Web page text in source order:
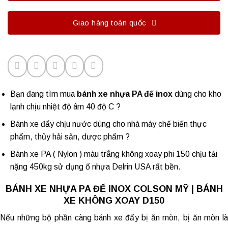
Giao hàng toàn quốc
Bạn đang tìm mua bánh xe nhựa PA đế inoxdùng cho kho
lạnh chịu nhiệt độ âm 40 độ C ?
Bánh xe đẩy chịu nước dùng cho nhà máy chế biến thực
phẩm, thủy hải sản, dược phẩm ?
Bánh xe PA ( Nylon ) màu trắng không xoay phi 150 chịu tải
nặng 450kg sử dụng ổ nhựa Delrin USA rất bền.
BÁNH XE NHỰA PA ĐẾ INOX COLSON MỸ | BÁNH
XE KHÔNG XOAY D150
Nếu những bộ phần càng bánh xe đẩy bị ăn mòn, bị ăn mòn là